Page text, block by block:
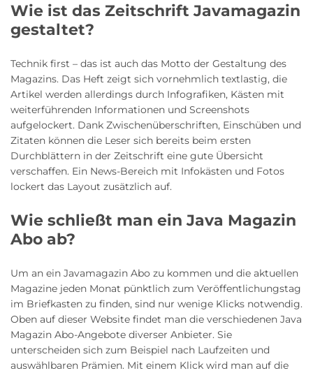
Wie ist das Zeitschrift Javamagazin
gestaltet?
Technik first – das ist auch das Motto der Gestaltung des
Magazins. Das Heft zeigt sich vornehmlich textlastig, die
Artikel werden allerdings durch Infografiken, Kästen mit
weiterführenden Informationen und Screenshots
aufgelockert. Dank Zwischenüberschriften, Einschüben und
Zitaten können die Leser sich bereits beim ersten
Durchblättern in der Zeitschrift eine gute Übersicht
verschaffen. Ein News-Bereich mit Infokästen und Fotos
lockert das Layout zusätzlich auf.
Wie schließt man ein Java Magazin
Abo ab?
Um an ein Javamagazin Abo zu kommen und die aktuellen
Magazine jeden Monat pünktlich zum Veröffentlichungstag
im Briefkasten zu finden, sind nur wenige Klicks notwendig.
Oben auf dieser Website findet man die verschiedenen Java
Magazin Abo-Angebote diverser Anbieter. Sie
unterscheiden sich zum Beispiel nach Laufzeiten und
auswählbaren Prämien. Mit einem Klick wird man auf die